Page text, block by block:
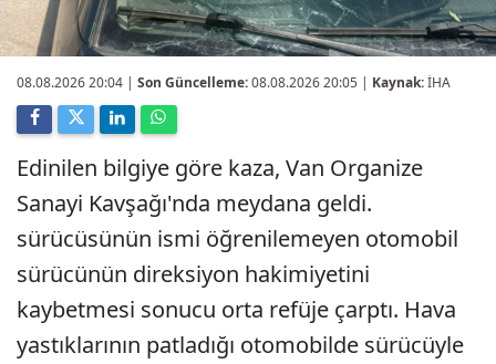
08.08.2026 20:04 | Son Güncelleme:08.08.2026 20:05 | Kaynak:İHA
Edinilen bilgiye göre kaza, Van Organize
Sanayi Kavşağı'nda meydana geldi.
sürücüsünün ismi öğrenilemeyen otomobil
sürücünün direksiyon hakimiyetini
kaybetmesi sonucu orta refüje çarptı. Hava
yastıklarının patladığı otomobilde sürücüyle